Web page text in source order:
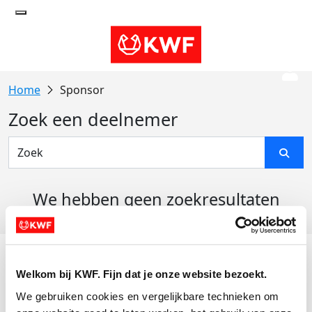
Welkom bij KWF. Fijn dat je onze website bezoekt.
We gebruiken cookies en vergelijkbare technieken om
Sponsor
Zoek een deelnemer
We hebben geen zoekresultaten
Actiematerialen
Evenementen